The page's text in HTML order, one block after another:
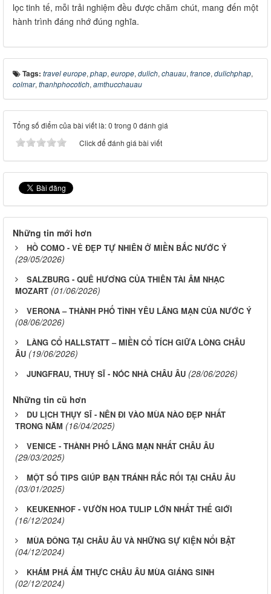
lọc tinh tế, mỗi trải nghiệm đều được chăm chút, mang đến một
hành trình đáng nhớ đúng nghĩa.
Tags: travel europe, phap, europe, dulich, chauau, france, dulichphap,
colmar, thanhphocotich, amthucchauau
Tổng số điểm của bài viết là: 0 trong 0 đánh giá
Click để đánh giá bài viết
Những tin mới hơn
HỒ COMO - VẺ ĐẸP TỰ NHIÊN Ở MIỀN BẮC NƯỚC Ý
(29/05/2026)
SALZBURG - QUÊ HƯƠNG CỦA THIÊN TÀI ÂM NHẠC
MOZART (01/06/2026)
VERONA – THÀNH PHỐ TÌNH YÊU LÃNG MẠN CỦA NƯỚC Ý
(08/06/2026)
LÀNG CỔ HALLSTATT – MIỀN CỔ TÍCH GIỮA LÒNG CHÂU
ÂU (19/06/2026)
JUNGFRAU, THUỴ SĨ - NÓC NHÀ CHÂU ÂU (28/06/2026)
Những tin cũ hơn
DU LỊCH THỤY SĨ - NÊN ĐI VÀO MÙA NÀO ĐẸP NHẤT
TRONG NĂM (16/04/2025)
VENICE - THÀNH PHỐ LÃNG MẠN NHẤT CHÂU ÂU
(29/03/2025)
MỘT SỐ TIPS GIÚP BẠN TRÁNH RẮC RỐI TẠI CHÂU ÂU
(03/01/2025)
KEUKENHOF - VƯỜN HOA TULIP LỚN NHẤT THẾ GIỚI
(16/12/2024)
MÙA ĐÔNG TẠI CHÂU ÂU VÀ NHỮNG SỰ KIỆN NỔI BẬT
(04/12/2024)
KHÁM PHÁ ẨM THỰC CHÂU ÂU MÙA GIÁNG SINH
(02/12/2024)